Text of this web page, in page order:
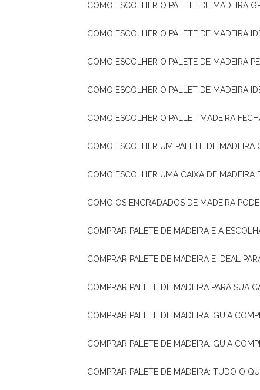
COMO ESCOLHER O PALETE DE MADEIRA
COMO ESCOLHER O PALETE DE MADEIRA
COMO ESCOLHER O PALETE DE MADEIRA
COMO ESCOLHER O PALLET DE MADEIRA
COMO ESCOLHER O PALLET MADEIRA
COMO ESCOLHER UM PALETE DE
COMO ESCOLHER UMA CAIXA DE
COMO OS ENGRADADOS DE MADEIRA
COMPRAR PALETE DE MADEIRA É A
COMPRAR PALETE DE MADEIRA É IDEAL
COMPRAR PALETE DE MADEIRA PARA SUA
COMPRAR PALETE DE MADEIRA: GUIA
COMPRAR PALETE DE MADEIRA: GUIA
COMPRAR PALETE DE MADEIRA: TUDO O